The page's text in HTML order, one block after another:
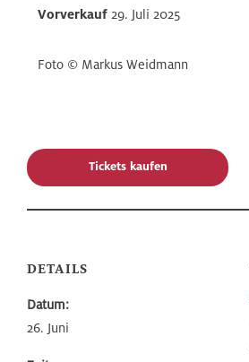
Vorverkauf29. Juli 2025
Foto © Markus Weidmann
Tickets kaufen
DETAILS
Datum:
26. Juni